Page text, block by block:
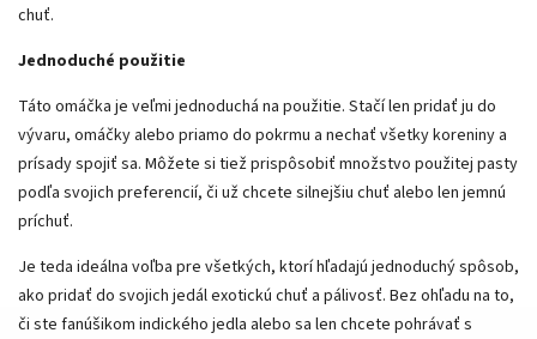
chuť.
Jednoduché použitie
Táto omáčka je veľmi jednoduchá na použitie. Stačí len pridať ju do
vývaru, omáčky alebo priamo do pokrmu a nechať všetky koreniny a
prísady spojiť sa. Môžete si tiež prispôsobiť množstvo použitej pasty
podľa svojich preferencií, či už chcete silnejšiu chuť alebo len jemnú
príchuť.
Je teda ideálna voľba pre všetkých, ktorí hľadajú jednoduchý spôsob,
ako pridať do svojich jedál exotickú chuť a pálivosť. Bez ohľadu na to,
či ste fanúšikom indického jedla alebo sa len chcete pohrávať s